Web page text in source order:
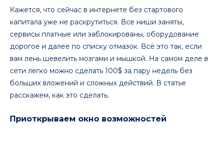
Кажется, что сейчас в интернете без стартового
капитала уже не раскрутиться. Все ниши заняты,
сервисы платные или заблокированы, оборудование
дорогое и далее по списку отмазок. Всё это так, если
вам лень шевелить мозгами и мышкой. На самом деле в
сети легко можно сделать 100$ за пару недель без
больших вложений и сложных действий. В статье
расскажем, как это сделать.
Приоткрываем окно возможностей